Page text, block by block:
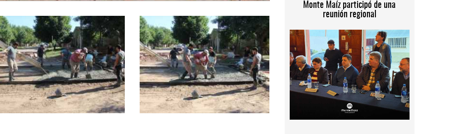
Monte Maíz participó de una
reunión regional